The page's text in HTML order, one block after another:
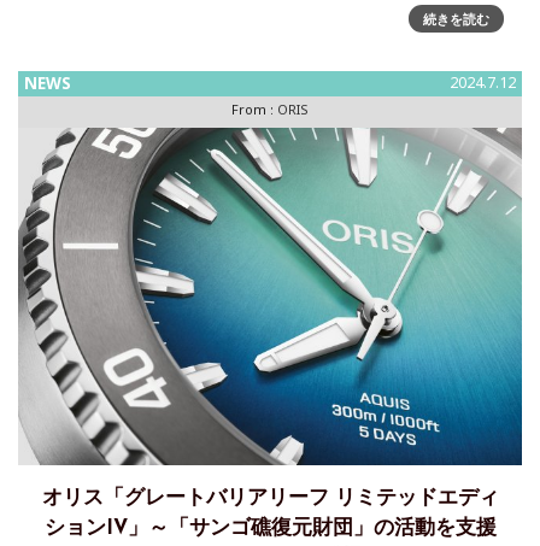
チャリティ団体CNAPEと、より良い変化のためにチームを組
続きを読む
NEWS 2024.7.12
From : ORIS
オリス「グレートバリアリーフ リミテッドエディ
ションIV」～「サンゴ礁復元財団」の活動を支援